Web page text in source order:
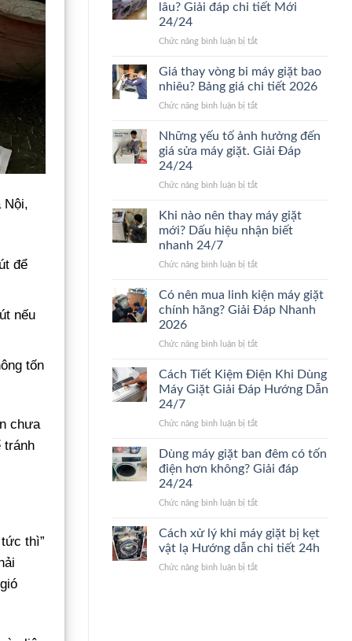
Nội,
để
nếu
tốn
chưa
tránh
thì”
lâu? Giải đáp chi tiết Mới
24/24
Chức năng bình luận bị tắtở
hành
sửa
giặt
lâu?
Giải
tiết
24/24
Giá thay vòng bi máy giặt bao
nhiêu? Bảng giá chi tiết 2026
Chức năng bình luận bị tắtở
thay
vòng
giặt
nhiêu?
Bảng
giá
tiết
Những yếu tố ảnh hưởng đến
giá sửa máy giặt. Giải Đáp
24/24
Chức năng bình luận bị tắtở
yếu
tố
ảnh
đến
sửa
máy
giặt.
Đáp
Khi nào nên thay máy giặt
mới? Dấu hiệu nhận biết
nhanh 24/7
Chức năng bình luận bị tắtở
nào
nên
thay
giặt
Dấu
hiệu
nhanh
Có nên mua linh kiện máy giặt
chính hãng? Giải Đáp Nhanh
2026
Chức năng bình luận bị tắtở
nên
mua
máy
chính
hãng?
Nhanh
Cách Tiết Kiệm Điện Khi Dùng
Máy Giặt Giải Đáp Hướng Dẫn
24/7
Chức năng bình luận bị tắtở
Tiết
Kiệm
Dùng
Giặt
Giải
Hướng
Dùng máy giặt ban đêm có tốn
điện hơn không? Giải đáp
24/24
Chức năng bình luận bị tắtở
máy
giặt
đêm
Cách xử lý khi máy giặt bị kẹt
vật lạ Hướng dẫn chi tiết 24h
Chức năng bình luận bị tắtở